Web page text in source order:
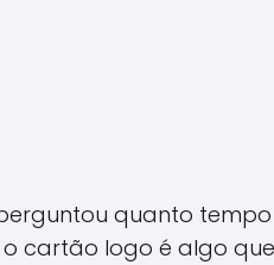
quanto
cartão logo é algo